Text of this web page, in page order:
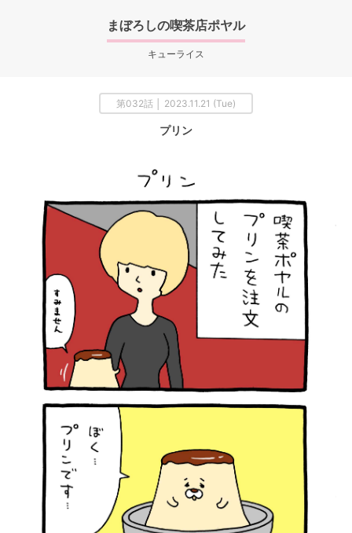
まぼろしの喫茶店ポヤル
キューライス
第032話 │ 2023.11.21 (Tue)
プリン